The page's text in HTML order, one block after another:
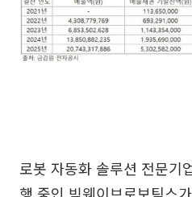
로봇 자동화 솔루션 전문기